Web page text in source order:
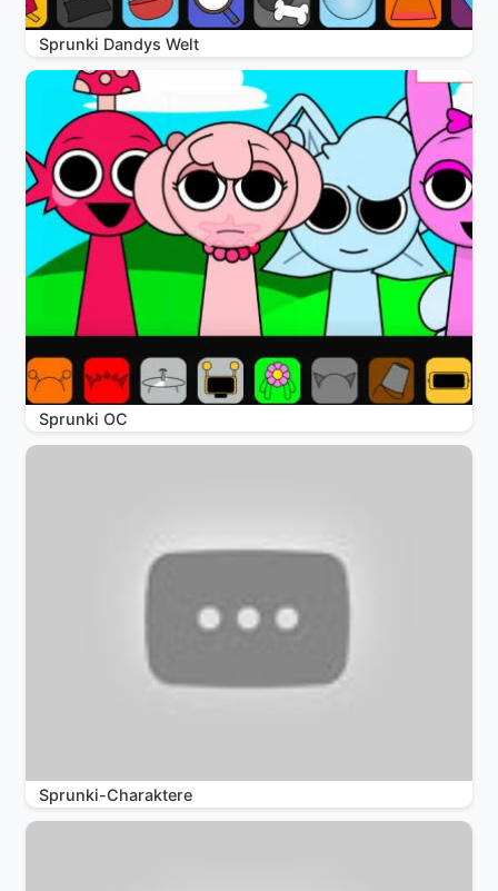
Sprunki Dandys Welt
Sprunki OC
Sprunki-Charaktere